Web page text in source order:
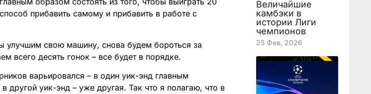
прибавить самому и прибавить в работе с
улучшим свою машину, снова будем бороться за
всего десять гонок – все будет в порядке.
варьировался – в один уик-энд главным
другой уик-энд – уже другая. Так что я полагаю, что в
Величайшие
камбэки в
истории Лиги
чемпионов
25 Фев, 2026